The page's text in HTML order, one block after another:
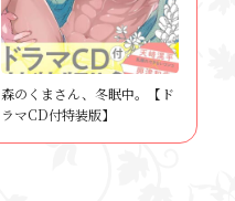
森のくまさん、冬眠中。【ド
ラマCD付特装版】